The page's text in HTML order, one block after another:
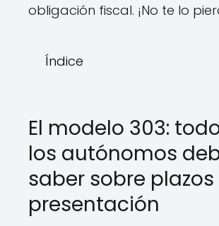
obligación fiscal. ¡No te lo
Índice
El modelo 303:
los autónomos
saber sobre plazos
presentación